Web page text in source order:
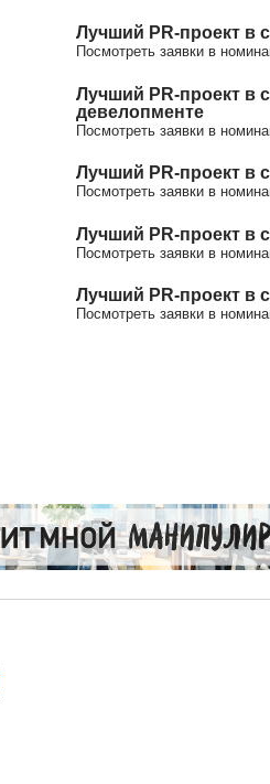
Лучший PR-проект в
Посмотреть заявки в
Лучший PR-проект в
девелопменте
Посмотреть заявки в
Лучший PR-проект в
Посмотреть заявки в
Лучший PR-проект в
Посмотреть заявки в
Лучший PR-проект в
Посмотреть заявки в